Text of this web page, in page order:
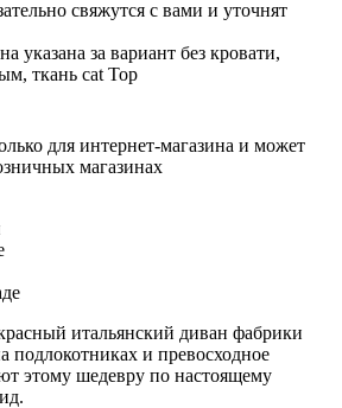
свяжутся с вами и уточнят
указана за вариант без кровати,
ткань cat Top
для интернет-магазина и может
магазинах
итальянский диван фабрики
подлокотниках и превосходное
этому шедевру по настоящему